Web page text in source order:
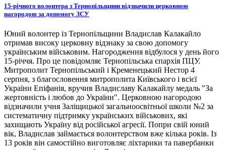
15-річного волонтера з Тернопільщини відзначили церковною
нагородою за допомогу ЗСУ
Юний волонтер із Тернопільщини Владислав Калакайло
отримав високу церковну відзнаку за свою допомогу
українським військовим. Нагородження відбулося у день його
15-річчя. Про це повідомляє Тернопільська єпархія ПЦУ.
Митрополит Тернопільський і Кременецький Нестор 4
серпня, з благословення митрополита Київського і всієї
України Епіфанія, вручив Владиславу Калакайлу медаль "За
жертовність і любов до України". Церковною нагородою
відзначили учня Заліщицької загальноосвітньої школи №2 за
систематичну підтримку українських військових, які
захищають Україну від російської агресії. Попри свій юний
вік, Владислав займається волонтерством вже кілька років. Із
13 років він самостійно виготовляє ліхтарики та павербанки